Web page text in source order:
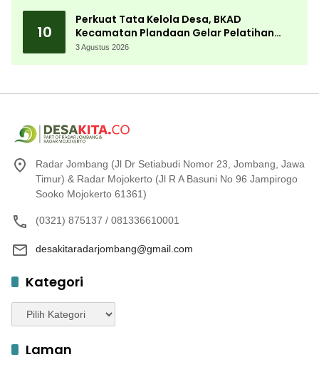
10
Perkuat Tata Kelola Desa, BKAD
Kecamatan Plandaan Gelar Pelatihan
Aparatur Pemdes
3 Agustus 2026
Radar Jombang (Jl Dr Setiabudi Nomor 23, Jombang, Jawa
Timur) & Radar Mojokerto (Jl R A Basuni No 96 Jampirogo
Sooko Mojokerto 61361)
(0321) 875137 / 081336610001
desakitaradarjombang@gmail.com
Kategori
Kategori
Laman